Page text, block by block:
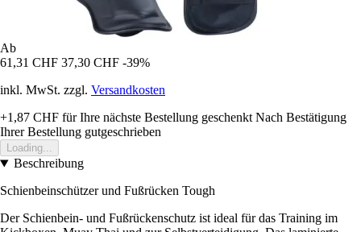
Ab
61,31 CHF 37,30 CHF -39%
inkl. MwSt. zzgl. Versandkosten
+1,87 CHF für Ihre nächste Bestellung geschenkt Nach Bestätigung
Ihrer Bestellung gutgeschrieben
Loading...
Beschreibung
Schienbeinschützer und Fußrücken Tough
Der Schienbein- und Fußrückenschutz ist ideal für das Training im